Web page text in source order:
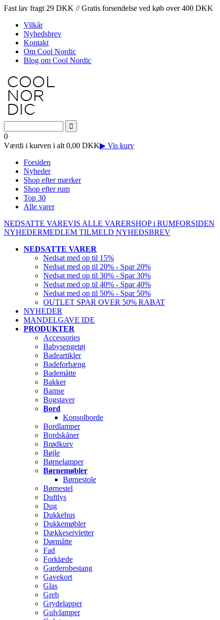
Fast lav fragt 29 DKK // Gratis forsendelse ved køb over 400 DKK
Vilkår
Nyhedsbrev
Kontakt
Om Cool Nordic
Blog om Cool Nordic
0
Værdi i kurven i alt 0,00 DKK▶ Vis kurv
Forsiden
Nyheder
Shop efter mærker
Shop efter rum
Top 30
Alle varer
NEDSATTE VAREVIS ALLE VARERSHOP i RUMFORSIDEN
NYHEDERMEDLEM TILMELD NYHEDSBREV
NEDSATTE VARER
Nedsat med op til 15%
Nedsat med op til 20% - Spar 20%
Nedsat med op til 30% - Spar 30%
Nedsat med op til 40% - Spar 40%
Nedsat med op til 50% - Spar 50%
OUTLET SPAR OVER 50% RABAT
NYHEDER
MANDELGAVE IDE
PRODUKTER
Accessories
Babysengetøj
Badeartikler
Badeforhæng
Bademåtte
Bakker
Bamse
Bogstaver
Bord
Konsolborde
Bordlamper
Bordskåner
Brødkurv
Bøjle
Børnelamper
Børnemøbler
Børnestole
Børnestel
Duftlys
Dug
Dukkehus
Dukkemøbler
Dækkeservietter
Dørmåtte
Fad
Forklæde
Garderobestang
Gavekort
Glas
Greb
Grydelapper
Gulvlamper